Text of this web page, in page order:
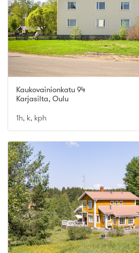
Kaukovainionkatu 94
Karjasilta, Oulu
1h, k, kph